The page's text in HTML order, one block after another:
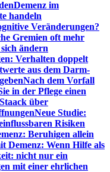
Demenz im
handeln
Veränderungen?
Gremien oft mehr
ändern
Verhalten doppelt
aus dem Darm-
Nach dem Vorfall
in der Pflege einen
über
Neue Studie:
Risiken
Beruhigen allein
Demenz: Wenn Hilfe als
nicht nur ein
mit einer ehrlichen